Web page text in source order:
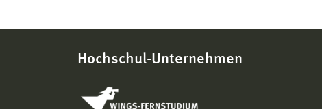
Hochschul-Unternehmen